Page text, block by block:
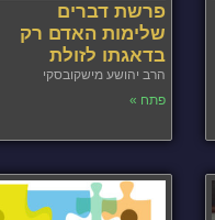
פרשת דברים
שלימות האדם רק
בדאגתו לזולת
הרב יהושע מישקובסקי
פתח »